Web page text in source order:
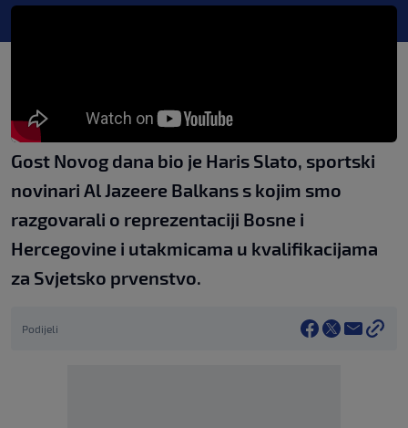
Gost Novog dana bio je Haris Slato, sportski
novinari Al Jazeere Balkans s kojim smo
razgovarali o reprezentaciji Bosne i
Hercegovine i utakmicama u kvalifikacijama
za Svjetsko prvenstvo.
Podijeli